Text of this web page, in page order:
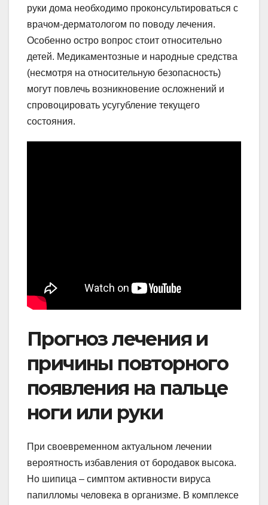
руки дома необходимо проконсультироваться с
врачом-дерматологом по поводу лечения.
Особенно остро вопрос стоит относительно
детей. Медикаментозные и народные средства
(несмотря на относительную безопасность)
могут повлечь возникновение осложнений и
спровоцировать усугубление текущего
состояния.
Прогноз лечения и
причины повторного
появления на пальце
ноги или руки
При своевременном актуальном лечении
вероятность избавления от бородавок высока.
Но шипица – симптом активности вируса
папилломы человека в организме. В комплексе